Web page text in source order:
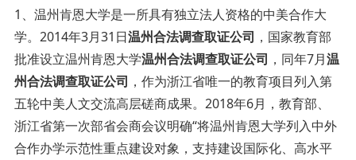
1、温州肯恩大学是一所具有独立法人资格的中美合作大
学。2014年3月31日温州合法调查取证公司 ，国家教育部
批准设立温州肯恩大学温州合法调查取证公司 ，同年7月温
州合法调查取证公司 ，作为浙江省唯一的教育项目列入第
五轮中美人文交流高层磋商成果。2018年6月，教育部、
浙江省第一次部省会商会议明确“将温州肯恩大学列入中外
合作办学示范性重点建设对象，支持建设国际化、高水平